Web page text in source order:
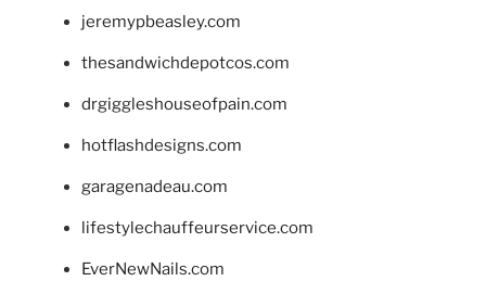
jeremypbeasley.com
thesandwichdepotcos.com
drgiggleshouseofpain.com
hotflashdesigns.com
garagenadeau.com
lifestylechauffeurservice.com
EverNewNails.com